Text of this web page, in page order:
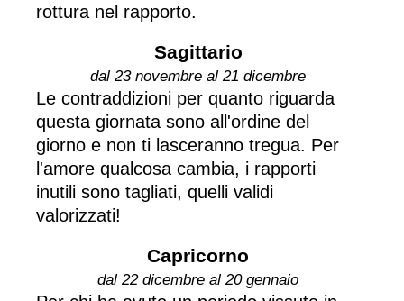
rottura nel rapporto.
Sagittario
dal 23 novembre al 21 dicembre
Le contraddizioni per quanto riguarda
questa giornata sono all'ordine del
giorno e non ti lasceranno tregua. Per
l'amore qualcosa cambia, i rapporti
inutili sono tagliati, quelli validi
valorizzati!
Capricorno
dal 22 dicembre al 20 gennaio